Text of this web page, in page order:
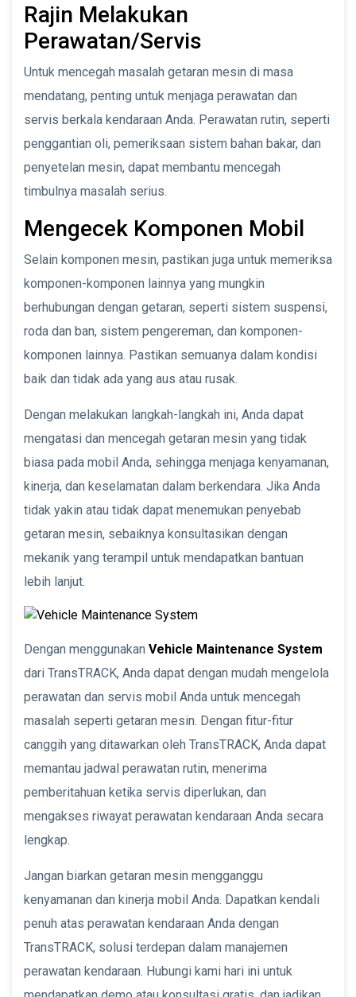
Rajin Melakukan
Perawatan/Servis
Untuk mencegah masalah getaran mesin di masa
mendatang, penting untuk menjaga perawatan dan
servis berkala kendaraan Anda. Perawatan rutin, seperti
penggantian oli, pemeriksaan sistem bahan bakar, dan
penyetelan mesin, dapat membantu mencegah
timbulnya masalah serius.
Mengecek Komponen Mobil
Selain komponen mesin, pastikan juga untuk memeriksa
komponen-komponen lainnya yang mungkin
berhubungan dengan getaran, seperti sistem suspensi,
roda dan ban, sistem pengereman, dan komponen-
komponen lainnya. Pastikan semuanya dalam kondisi
baik dan tidak ada yang aus atau rusak.
Dengan melakukan langkah-langkah ini, Anda dapat
mengatasi dan mencegah getaran mesin yang tidak
biasa pada mobil Anda, sehingga menjaga kenyamanan,
kinerja, dan keselamatan dalam berkendara. Jika Anda
tidak yakin atau tidak dapat menemukan penyebab
getaran mesin, sebaiknya konsultasikan dengan
mekanik yang terampil untuk mendapatkan bantuan
lebih lanjut.
Dengan menggunakan Vehicle Maintenance System
dari TransTRACK, Anda dapat dengan mudah mengelola
perawatan dan servis mobil Anda untuk mencegah
masalah seperti getaran mesin. Dengan fitur-fitur
canggih yang ditawarkan oleh TransTRACK, Anda dapat
memantau jadwal perawatan rutin, menerima
pemberitahuan ketika servis diperlukan, dan
mengakses riwayat perawatan kendaraan Anda secara
lengkap.
Jangan biarkan getaran mesin mengganggu
kenyamanan dan kinerja mobil Anda. Dapatkan kendali
penuh atas perawatan kendaraan Anda dengan
TransTRACK, solusi terdepan dalam manajemen
perawatan kendaraan. Hubungi kami hari ini untuk